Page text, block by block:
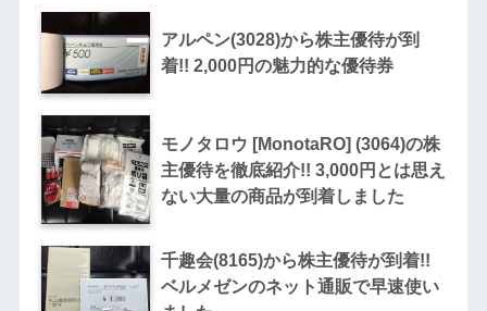
アルペン(3028)から株主優待が到
着!! 2,000円の魅力的な優待券
モノタロウ [MonotaRO] (3064)の株
主優待を徹底紹介!! 3,000円とは思え
ない大量の商品が到着しました
千趣会(8165)から株主優待が到着!!
ベルメゼンのネット通販で早速使い